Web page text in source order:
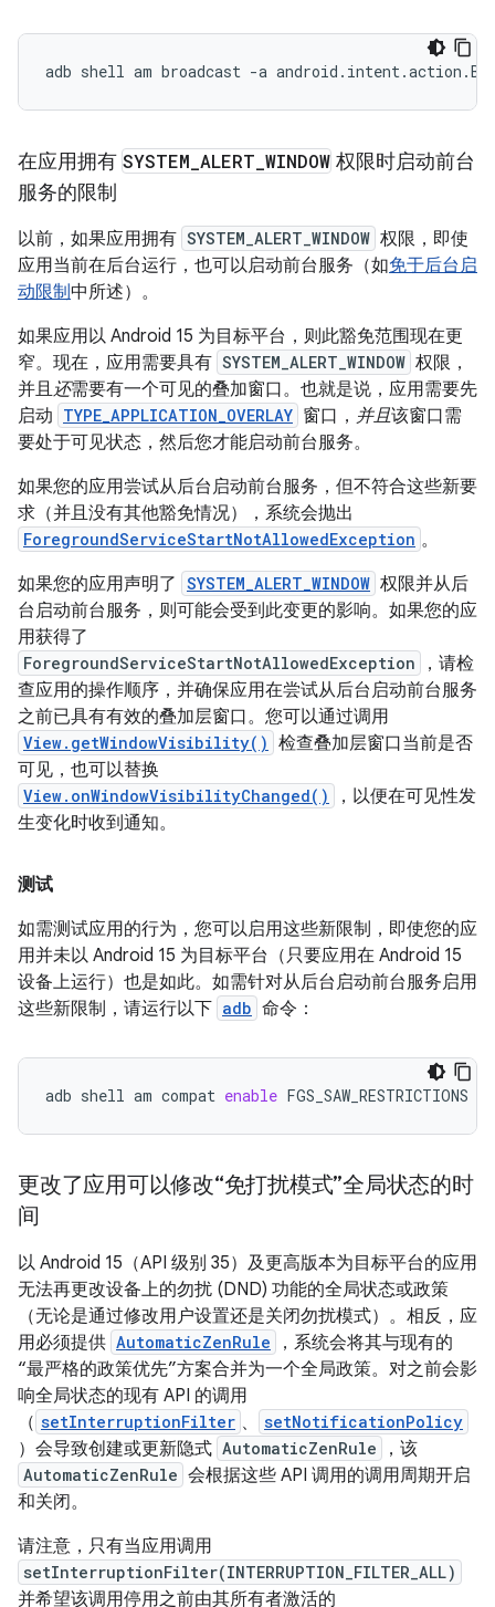
adb shell am broadcast -a
在应用拥有 SYSTEM ALERT WINDOW 权限时启动前台
服务的限制
以前，如果应用拥有 SYSTEM_ALERT_WINDOW 权限，即使
应用当前在后台运行，也可以启动前台服务（如免于后台启
动限制中所述）。
如果应用以 Android 15 为目标平台，则此豁免范围现在更
窄。现在，应用需要具有 SYSTEM_ALERT_WINDOW 权限，
并且还需要有一个可见的叠加窗口。也就是说，应用需要先
启动 TYPE_APPLICATION_OVERLAY 窗口， 并且该窗口需
要处于可见状态，然后您才能启动前台服务。
如果您的应用尝试从后台启动前台服务，但不符合这些新要
求（并且没有其他豁免情况），系统会抛出
ForegroundServiceStartNotAllowedException 。
如果您的应用声明了 SYSTEM_ALERT_WINDOW 权限并从后
台启动前台服务，则可能会受到此变更的影响。如果您的应
用获得了
ForegroundServiceStartNotAllowedException
，请检
查应用的操作顺序，并确保应用在尝试从后台启动前台服务
之前已具有有效的叠加层窗口。您可以通过调用
View.getWindowVisibility() 检查叠加层窗口当前是否
可见，也可以替换
View.onWindowVisibilityChanged()
，以便在可见性发
生变化时收到通知。
测试
如需测试应用的行为，您可以启用这些新限制，即使您的应
用并未以 Android 15 为目标平台（只要应用在 Android 15
设备上运行）也是如此。如需针对从后台启动前台服务启用
这些新限制，请运行以下 adb 命令：
adb shell am compat enable FGS_SAW_RESTRICTIONS
更改了应用可以修改“免打扰模式”全局状态的时
间
以 Android 15（API 级别 35）及更高版本为目标平台的应用
无法再更改设备上的勿扰 (DND) 功能的全局状态或政策
（无论是通过修改用户设置还是关闭勿扰模式）。相反，应
用必须提供 AutomaticZenRule
，系统会将其与现有的
“最严格的政策优先”方案合并为一个全局政策。对之前会影
响全局状态的现有 API 的调用
（ setInterruptionFilter 、 setNotificationPolicy
）会导致创建或更新隐式 AutomaticZenRule ，该
AutomaticZenRule 会根据这些 API 调用的调用周期开启
和关闭。
请注意，只有当应用调用
setInterruptionFilter(INTERRUPTION_FILTER_ALL)
并希望该调用停用之前由其所有者激活的